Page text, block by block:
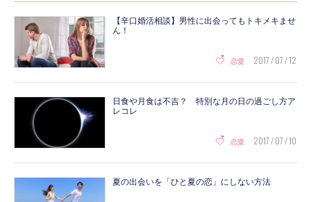
【辛口婚活相談】男性に出会ってもトキメキませ
ん！
恋愛 2017 / 07 / 12
日食や月食は不吉？ 特別な月の日の過ごし方ア
レコレ
恋愛 2017 / 07 / 10
夏の出会いを「ひと夏の恋」にしない方法